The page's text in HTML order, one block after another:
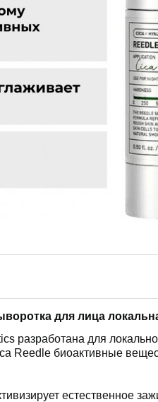
для лица
разработана для
Reedle биоактивные
естественное